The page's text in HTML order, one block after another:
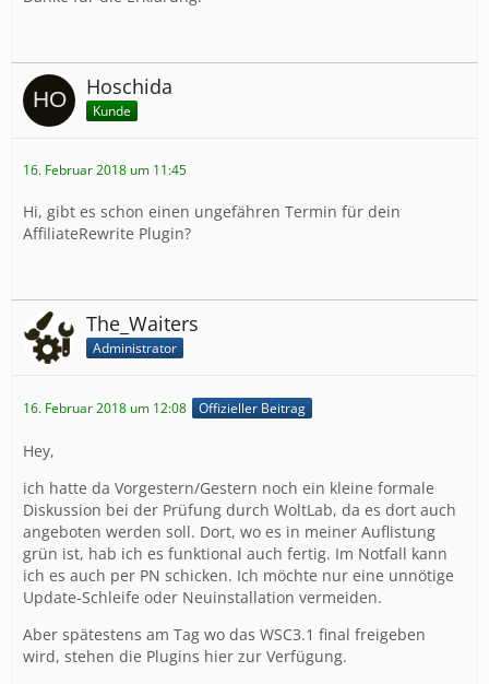
Hoschida
Kunde
16. Februar 2018 um 11:45
Hi, gibt es schon einen ungefähren Termin für dein
AffiliateRewrite Plugin?
The_Waiters
Administrator
16. Februar 2018 um 12:08 Offizieller Beitrag
Hey,
ich hatte da Vorgestern/Gestern noch ein kleine formale
Diskussion bei der Prüfung durch WoltLab, da es dort auch
angeboten werden soll. Dort, wo es in meiner Auflistung
grün ist, hab ich es funktional auch fertig. Im Notfall kann
ich es auch per PN schicken. Ich möchte nur eine unnötige
Update-Schleife oder Neuinstallation vermeiden.
Aber spätestens am Tag wo das WSC3.1 final freigeben
wird, stehen die Plugins hier zur Verfügung.